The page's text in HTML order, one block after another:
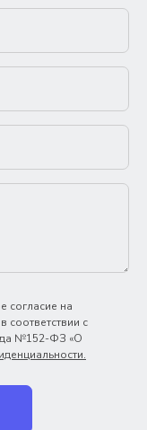
согласие на
соответствии с
№152-ФЗ «О